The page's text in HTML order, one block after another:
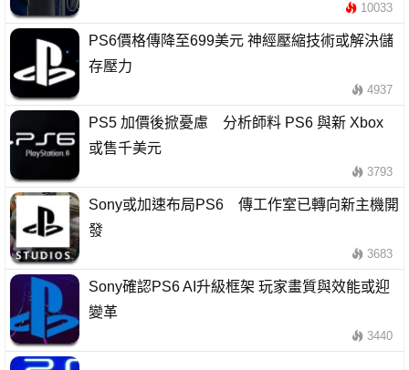
10033
PS6價格傳降至699美元 神經壓縮技術或解決儲
存壓力
4937
PS5 加價後掀憂慮 分析師料 PS6 與新 Xbox
或售千美元
3793
Sony或加速布局PS6 傳工作室已轉向新主機開
發
3683
Sony確認PS6 AI升級框架 玩家畫質與效能或迎
變革
3440